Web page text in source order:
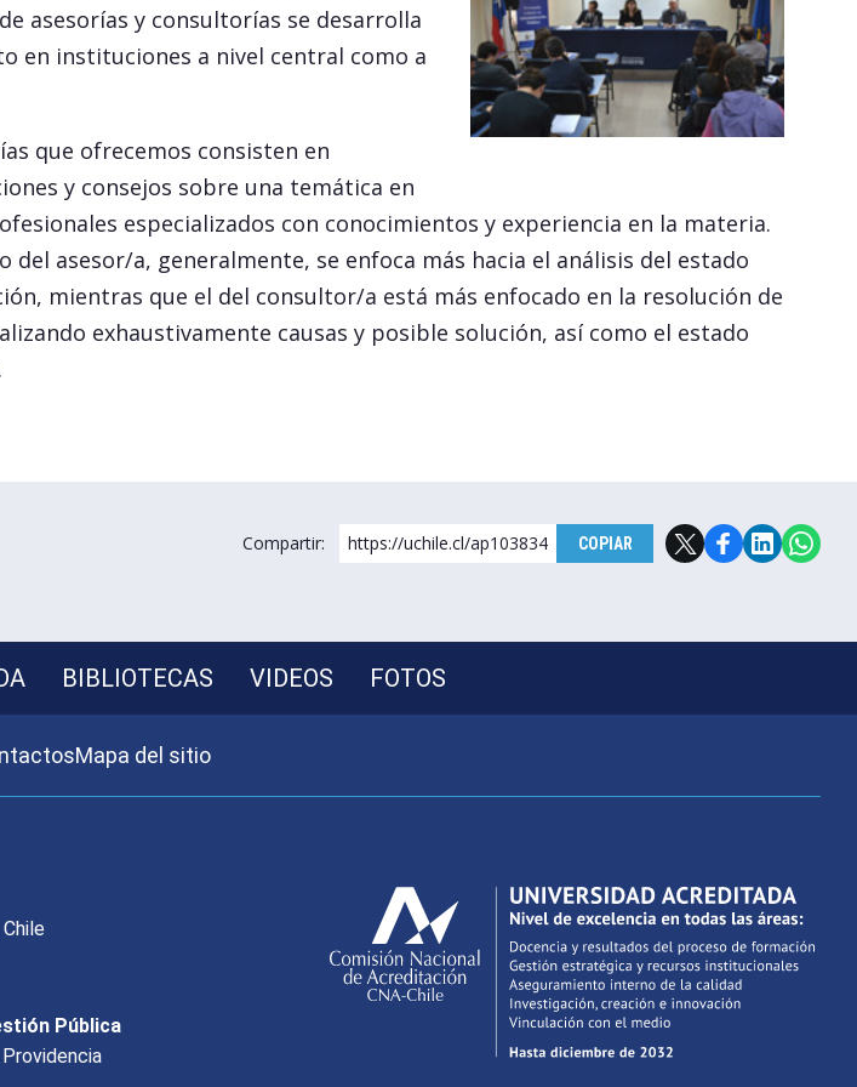
asesorías y consultorías se desarrolla
en instituciones a nivel central como a
que ofrecemos consisten en
y consejos sobre una temática en
especializados con conocimientos y experiencia en la materia.
del asesor/a, generalmente, se enfoca más hacia el análisis del estado
mientras que el del consultor/a está más enfocado en la resolución de
exhaustivamente causas y posible solución, así como el estado
Compartir: https://uchile.cl/ap103834 COPIAR
BIBLIOTECAS VIDEOS FOTOS
Mapa del sitio
Pública